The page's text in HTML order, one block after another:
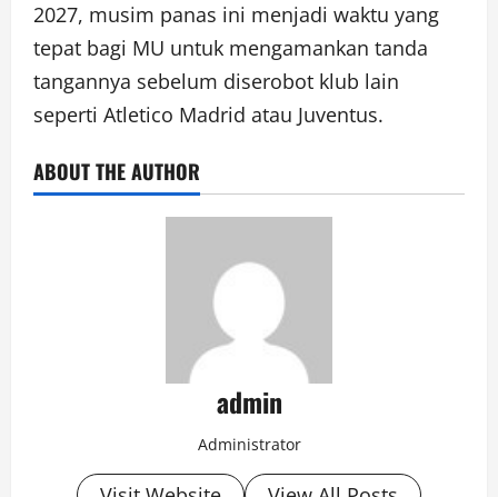
2027, musim panas ini menjadi waktu yang
tepat bagi MU untuk mengamankan tanda
tangannya sebelum diserobot klub lain
seperti Atletico Madrid atau Juventus.
ABOUT THE AUTHOR
admin
Administrator